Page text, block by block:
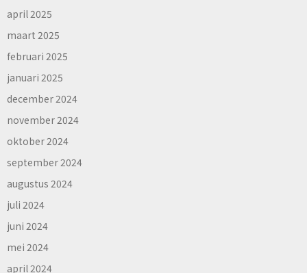
april 2025
maart 2025
februari 2025
januari 2025
december 2024
november 2024
oktober 2024
september 2024
augustus 2024
juli 2024
juni 2024
mei 2024
april 2024